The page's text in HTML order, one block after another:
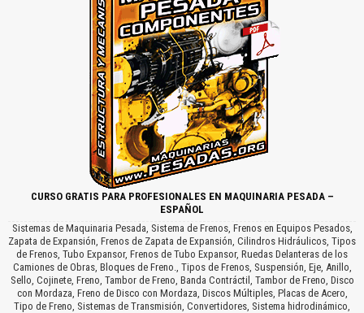
CURSO GRATIS PARA PROFESIONALES EN MAQUINARIA PESADA –
ESPAÑOL
Sistemas de Maquinaria Pesada, Sistema de Frenos, Frenos en Equipos Pesados,
Zapata de Expansión, Frenos de Zapata de Expansión, Cilindros Hidráulicos, Tipos
de Frenos, Tubo Expansor, Frenos de Tubo Expansor, Ruedas Delanteras de los
Camiones de Obras, Bloques de Freno., Tipos de Frenos, Suspensión, Eje, Anillo,
Sello, Cojinete, Freno, Tambor de Freno, Banda Contráctil, Tambor de Freno, Disco
con Mordaza, Freno de Disco con Mordaza, Discos Múltiples, Placas de Acero,
Tipo de Freno, Sistemas de Transmisión, Convertidores, Sistema hidrodinámico,